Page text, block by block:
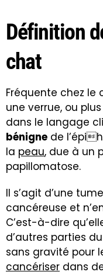
Définition
chat
Fréquente chez le
une verrue, ou
dans le langage
bénigne de
la peau, due à un
papillomatose.
Il s’agit d’une
cancéreuse et
C’est-à-dire
d’autres parties
sans gravité pour
cancériser dans